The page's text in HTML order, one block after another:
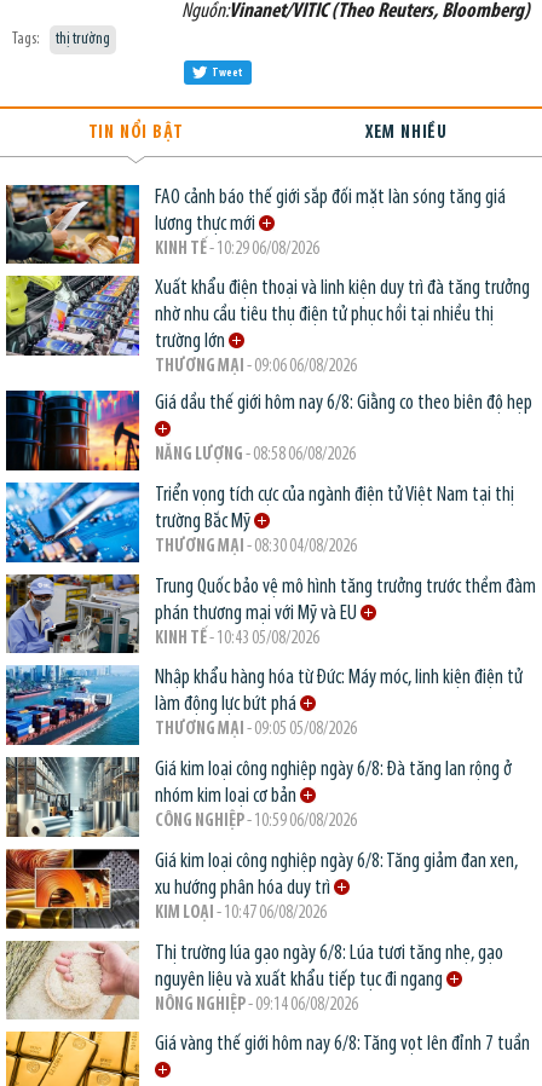
Nguồn:Vinanet/VITIC (Theo Reuters, Bloomberg)
Tags: thị trường
Tweet
TIN NỔI BẬT XEM NHIỀU
FAO cảnh báo thế giới sắp đối mặt làn sóng tăng giá
lương thực mới
KINH TẾ- 10:29 06/08/2026
Xuất khẩu điện thoại và linh kiện duy trì đà tăng trưởng
nhờ nhu cầu tiêu thụ điện tử phục hồi tại nhiều thị
trường lớn
THƯƠNG MẠI - 09:06 06/08/2026
Giá dầu thế giới hôm nay 6/8: Giằng co theo biên độ hẹp
NĂNG LƯỢNG - 08:58 06/08/2026
Triển vọng tích cực của ngành điện tử Việt Nam tại thị
trường Bắc Mỹ
THƯƠNG MẠI - 08:30 04/08/2026
Trung Quốc bảo vệ mô hình tăng trưởng trước thềm đàm
phán thương mại với Mỹ và EU
KINH TẾ- 10:43 05/08/2026
Nhập khẩu hàng hóa từ Đức: Máy móc, linh kiện điện tử
làm động lực bứt phá
THƯƠNG MẠI - 09:05 05/08/2026
Giá kim loại công nghiệp ngày 6/8: Đà tăng lan rộng ở
nhóm kim loại cơ bản
CÔNG NGHIỆP- 10:59 06/08/2026
Giá kim loại công nghiệp ngày 6/8: Tăng giảm đan xen,
xu hướng phân hóa duy trì
KIM LOẠI - 10:47 06/08/2026
Thị trường lúa gạo ngày 6/8: Lúa tươi tăng nhẹ, gạo
nguyên liệu và xuất khẩu tiếp tục đi ngang
NÔNG NGHIỆP- 09:14 06/08/2026
Giá vàng thế giới hôm nay 6/8: Tăng vọt lên đỉnh 7 tuần